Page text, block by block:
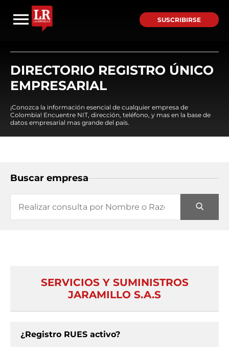
SUSCRIBIRSE
DIRECTORIO REGISTRO ÚNICO
EMPRESARIAL
¡Conozca la información esencial de cualquier empresa de
Colombia! Encuentre NIT, dirección, teléfono, y mas en la base de
datos empresarial mas grande del país.
Buscar empresa
SERVICIOS Y SUMINISTROS
JARAMILLO S.A.S
¿Registro RUES activo?